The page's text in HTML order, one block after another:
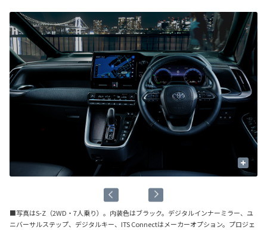
+
■写真はS-Z（2WD・7人乗り）。内装色はブラック。デジタルインナーミラー、ユ
ニバーサルステップ、デジタルキー、ITS Connectはメーカーオプション。プロジェ